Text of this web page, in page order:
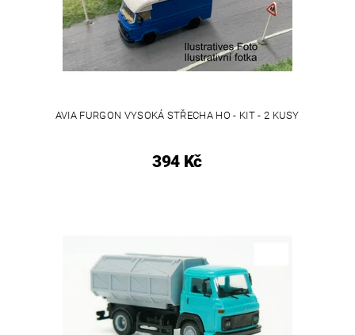
AVIA FURGON VYSOKÁ STŘECHA HO - KIT - 2 KUSY
394 Kč